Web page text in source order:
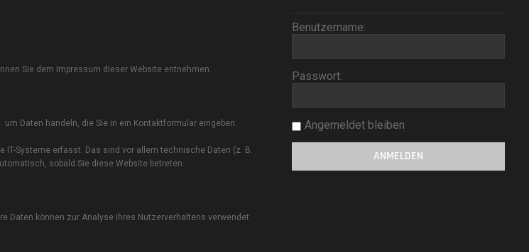
Sie dem Impressum dieser Website entnehmen.
Daten handeln, die Sie in ein Kontaktformular eingeben.
Systeme erfasst. Das sind vor allem technische Daten (z. B.
sobald Sie diese Website betreten.
Daten können zur Analyse Ihres Nutzerverhaltens verwendet
Benutzername:
Passwort:
Angemeldet bleiben